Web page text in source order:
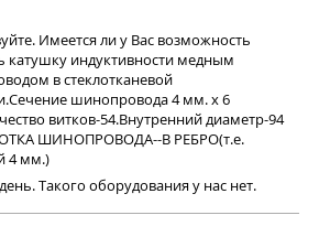
Имеется ли у Вас возможность
катушку индуктивности медным
в стеклотканевой
шинопровода 4 мм. х 6
витков-54.Внутренний диаметр-94
ШИНОПРОВОДА--В РЕБРО(т.е.
4 мм.)
Такого оборудования у нас нет.